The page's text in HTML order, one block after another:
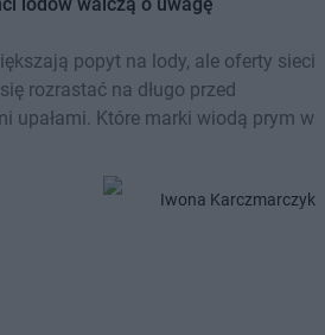
popyt na lody, ale oferty sieci
rozrastać na długo przed
upałami. Które marki wiodą prym w
Iwona Karczmarczyk